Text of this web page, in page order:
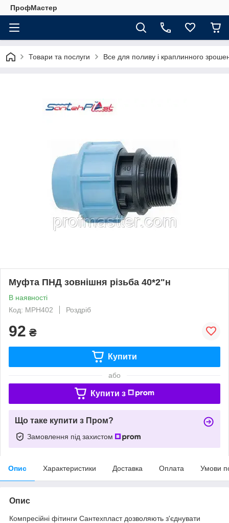
ПрофМастер
Товари та послуги Все для поливу і краплинного
Муфта ПНД зовнішня різьба 40*2"н
В наявності
Код: МРН402
Роздріб
92 ₴
Купити
або
Купити з
Що таке купити з Пром?
Замовлення під захистом
Опис Характеристики Доставка Оплата Умови
Опис
Компресійні фітинги Сантехпласт дозволяють з'єднувати